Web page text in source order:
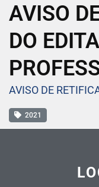
AVISO
DO
AVISO DE
2021